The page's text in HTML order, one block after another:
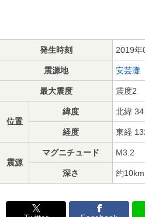
発生時刻 2019年
震源地 安芸灘
最大震度 震度2
位置
緯度 北緯
経度 東経
震源
マグニチュード M3.2
深さ 約10km